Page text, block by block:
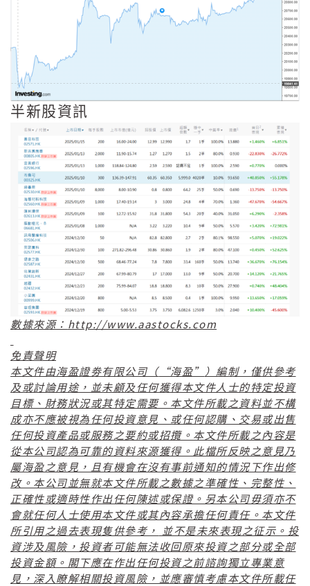
半新股資訊
數據來源： http://www.aastocks.com
免責聲明
本文件由海盈證劵有限公司（“海盈”
）編制，僅供參考
及或討論用途，並未顧及任何獲得本文件人士的特定投資
目標、財務狀況或其特定需要。本文件所載之資料並不構
成亦不應被視為任何投資意見、或任何認購、交易或出售
任何投資產品或服務之要約或招攬。本文件所載之內容是
從本公司認為可靠的資料來源獲得。此檔所反映之意見乃
屬海盈之意見，且有機會在沒有事前通知的情況下作出修
改。本公司並無就本文件所載之數據之準確性、完整性、
正確性或適時性作出任何陳述或保證。另本公司毋須亦不
會就任何人士使用本文件或其內容承擔任何責任。本文件
所引用之過去表現隻供參考，
並不是未來表現之征示。投
資涉及風險，投資者可能無法收回原來投資之部分或全部
投資金額。閣下應在作出任何投資之前諮詢獨立專業意
見，深入瞭解相關投資風險，並應審慎考慮本文件所載任